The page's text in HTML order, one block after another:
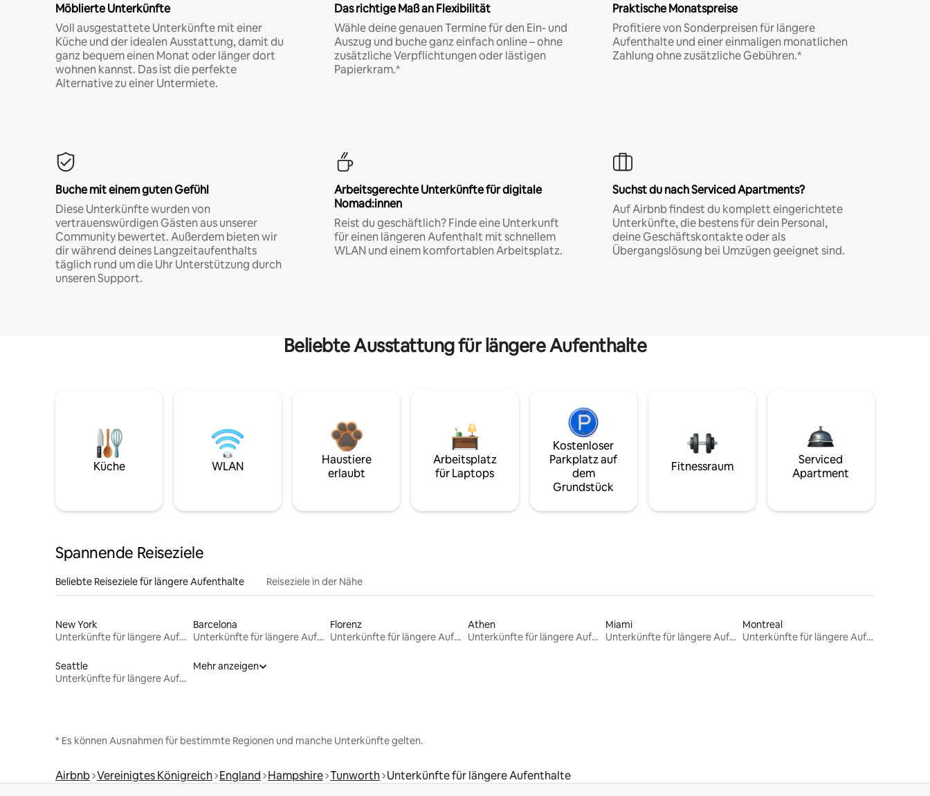
Möblierte Unterkünfte
Voll ausgestattete Unterkünfte mit einer
Küche und der idealen Ausstattung, damit du
ganz bequem einen Monat oder länger dort
wohnen kannst. Das ist die perfekte
Alternative zu einer Untermiete.
Das richtige Maß an Flexibilität
Wähle deine genauen Termine für den Ein- und
Auszug und buche ganz einfach online – ohne
zusätzliche Verpflichtungen oder lästigen
Papierkram.*
Praktische Monatspreise
Profitiere von Sonderpreisen für längere
Aufenthalte und einer einmaligen monatlichen
Zahlung ohne zusätzliche Gebühren.*
Buche mit einem guten Gefühl
Diese Unterkünfte wurden von
vertrauenswürdigen Gästen aus unserer
Community bewertet. Außerdem bieten wir
dir während deines Langzeitaufenthalts
täglich rund um die Uhr Unterstützung durch
unseren Support.
Arbeitsgerechte Unterkünfte für digitale
Nomad:innen
Reist du geschäftlich? Finde eine Unterkunft
für einen längeren Aufenthalt mit schnellem
WLAN und einem komfortablen Arbeitsplatz.
Suchst du nach Serviced Apartments?
Auf Airbnb findest du komplett eingerichtete
Unterkünfte, die bestens für dein Personal,
deine Geschäftskontakte oder als
Übergangslösung bei Umzügen geeignet sind.
Beliebte Ausstattung für längere Aufenthalte
Küche WLAN
Haustiere
erlaubt
Arbeitsplatz
für Laptops
Kostenloser
Parkplatz auf
dem
Grundstück
Fitnessraum
Serviced
Apartment
Spannende Reiseziele
Beliebte Reiseziele für längere Aufenthalte Reiseziele in der Nähe
New York
Unterkünfte für längere Aufenthalte
Barcelona
Unterkünfte für längere Aufenthalte
Florenz
Unterkünfte für längere Aufenthalte
Athen
Unterkünfte für längere Aufenthalte
Miami
Unterkünfte für längere Aufenthalte
Montreal
Unterkünfte für längere Aufenthalte
Seattle
Unterkünfte für längere Aufenthalte
Mehr anzeigen
* Es können Ausnahmen für bestimmte Regionen und manche Unterkünfte gelten.
Airbnb Vereinigtes Königreich England Hampshire Tunworth Unterkünfte für längere Aufenthalte